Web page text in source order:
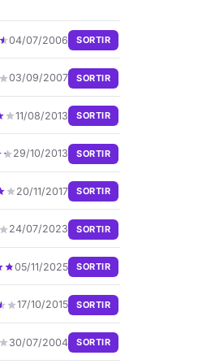
04/07/2006 SORTIR
03/09/2007 SORTIR
11/08/2013 SORTIR
29/10/2013 SORTIR
20/11/2017 SORTIR
24/07/2023 SORTIR
05/11/2025 SORTIR
17/10/2015 SORTIR
30/07/2004 SORTIR